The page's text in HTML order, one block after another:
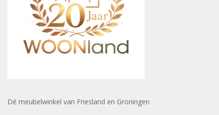
Dé meubelwinkel van Friesland en Groningen